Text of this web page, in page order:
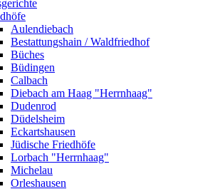
Aulendiebach
Bestattungshain / Waldfriedhof
Büches
Büdingen
Calbach
Diebach am Haag "Herrnhaag"
Dudenrod
Düdelsheim
Eckartshausen
Jüdische Friedhöfe
Lorbach "Herrnhaag"
Michelau
Orleshausen